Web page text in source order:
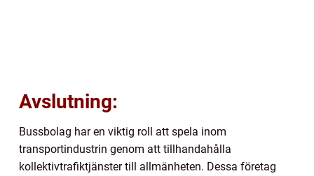
Avslutning:
Bussbolag har en viktig roll att spela inom
transportindustrin genom att tillhandahålla
kollektivtrafiktjänster till allmänheten. Dessa företag